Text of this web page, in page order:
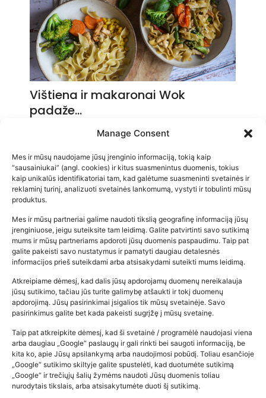
Manage Consent
Mes ir mūsų naudojame jūsų įrenginio informaciją, tokią kaip
“sausainiukai” (angl. cookies) ir kitus suasmenintus duomenis, tokius
kaip unikalūs identifikatoriai tam, kad galėtume suasmeninti svetainės ir
reklaminį turinį, analizuoti svetainės lankomumą, vystyti ir tobulinti mūsų
produktus.
Mes ir mūsų partneriai galime naudoti tikslią geografinę informaciją jūsų
įrenginiuose, jeigu suteiksite tam leidimą. Galite patvirtinti savo sutikimą
mums ir mūsų partneriams apdoroti jūsų duomenis paspaudimu. Taip pat
galite pakeisti savo nustatymus ir pamatyti daugiau detalesnės
informacijos prieš suteikdami arba atsisakydami suteikti mums leidimą.
Atkreipiame dėmesį, kad dalis jūsų apdorojamų duomenų nereikalauja
jūsų sutikimo, tačiau jūs turite galimybę atšaukti ir tokį duomenų
apdorojimą. Jūsų pasirinkimai įsigalios tik mūsų svetainėje. Savo
pasirinkimus galite bet kada pakeisti sugrįžę į mūsų svetainę.
Taip pat atkreipkite dėmesį, kad ši svetainė / programėlė naudojasi viena
arba daugiau „Google“ paslaugų ir gali rinkti bei saugoti informaciją, be
kita ko, apie Jūsų apsilankymą arba naudojimosi pobūdį. Toliau esančioje
„Google“ sutikimo skiltyje galite spustelėti, kad duotumėte sutikimą
„Google“ ir trečiųjų šalių žymėms naudoti Jūsų duomenis toliau
nurodytais tikslais, arba atsisakytumėte duoti šį sutikimą.
Vištiena ir makaronai Wok
padaže…
Populiariausios parduotuvės
kūdikių tyrelės –…
2026-02-22